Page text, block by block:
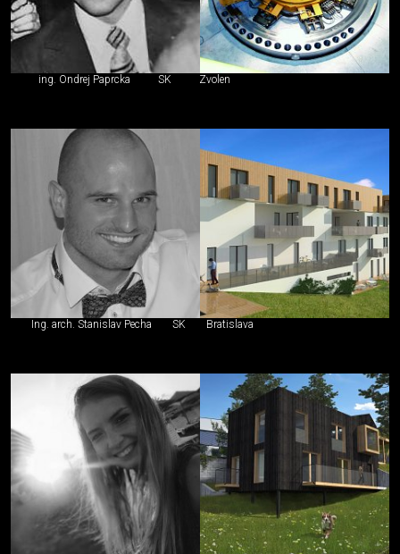
ing. Ondrej Paprcka SK Zvolen
Ing. arch. Stanislav Pecha SK Bratislava